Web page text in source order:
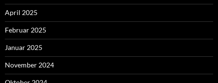
April 2025
Februar 2025
Januar 2025
November 2024